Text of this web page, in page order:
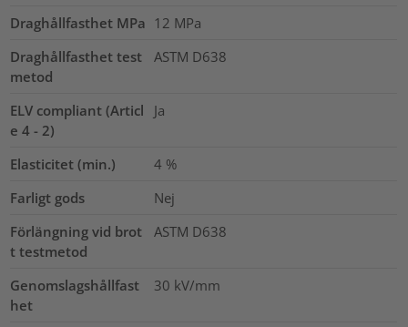
Draghållfasthet MPa 12 MPa
Draghållfasthet test
metod
ASTM D638
ELV compliant (Articl
e 4 - 2)
Ja
Elasticitet (min.) 4 %
Farligt gods
Nej
Förlängning vid brot
t testmetod
ASTM D638
Genomslagshållfast
het
30 kV/mm